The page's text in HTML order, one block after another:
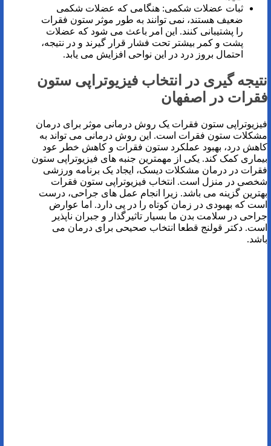
ثبات عضلات شکمی: هنگامی که عضلات شکمی
ضعیف هستند، نمی توانند به طور موثر ستون فقرات
را پشتیبانی کنند. این امر باعث می شود که عضلات
پشت و کمر بیشتر تحت فشار قرار گیرند و در نتیجه،
احتمال بروز درد در این نواحی افزایش می یابد.
نتیجه گیری در انتخاب فیزیوتراپی ستون
فقرات در اصفهان
فیزیوتراپی ستون فقرات یک روش درمانی موثر برای درمان
مشکلات ستون فقرات است. این روش درمانی می تواند به
کاهش درد، بهبود عملکرد ستون فقرات و کاهش خطر عود
بیماری کمک کند. یکی از مهمترین جنبه های فیزیوتراپی ستون
فقرات در درمان مشکلات دیسک، ایجاد یک برنامه ورزشی
شخصی در منزل است. انتخاب فیزیوتراپی ستون فقرات
بهترین گزینه می باشد. زیرا انجام عمل های جراحی، درست
است که بهبودی در زمان کوتاه را در پی دارد. اما عوارض
جراحی در سلامت بدن ما بسیار تاثیرگذار و جبران ناپذیر
است. دکتر قولنج قطعا انتخاب صحیحی برای درمان می
باشد.